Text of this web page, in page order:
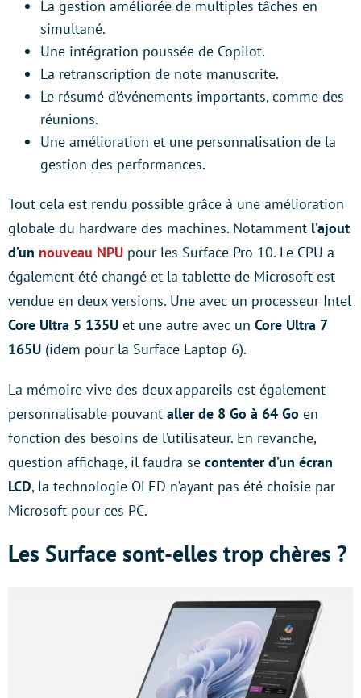
La gestion améliorée de multiples tâches en
simultané.
Une intégration poussée de Copilot.
La retranscription de note manuscrite.
Le résumé d’événements importants, comme des
réunions.
Une amélioration et une personnalisation de la
gestion des performances.
Tout cela est rendu possible grâce à une amélioration
globale du hardware des machines. Notamment l’ajout
d’un nouveau NPU pour les Surface Pro 10. Le CPU a
également été changé et la tablette de Microsoft est
vendue en deux versions. Une avec un processeur Intel
Core Ultra 5 135U et une autre avec un Core Ultra 7
165U (idem pour la Surface Laptop 6).
La mémoire vive des deux appareils est également
personnalisable pouvant aller de 8 Go à 64 Go en
fonction des besoins de l’utilisateur. En revanche,
question affichage, il faudra se contenter d’un écran
LCD, la technologie OLED n’ayant pas été choisie par
Microsoft pour ces PC.
Les Surface sont-elles trop chères ?